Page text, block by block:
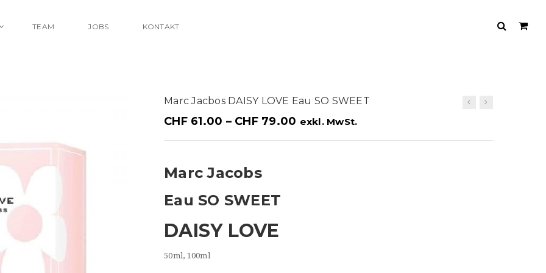
TEAM JOBS KONTAKT
Marc Jacbos DAISY LOVE Eau SO SWEET
CHF61.00 – CHF79.00 exkl. MwSt.
Marc Jacobs
Eau SO SWEET
DAISY LOVE
50ml, 100ml